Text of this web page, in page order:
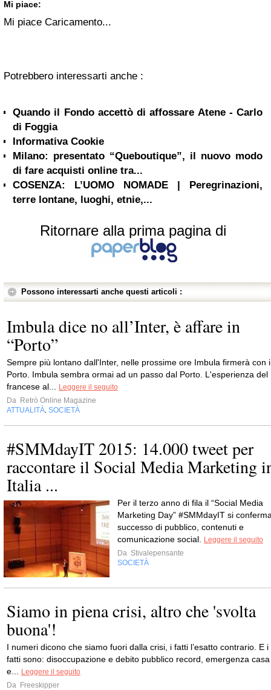
Mi piace:
Mi piace Caricamento...
Potrebbero interessarti anche :
Quando il Fondo accettò di affossare Atene - Carlo
di Foggia
Informativa Cookie
Milano: presentato “Queboutique”, il nuovo modo
di fare acquisti online tra...
COSENZA: L’UOMO NOMADE | Peregrinazioni,
terre lontane, luoghi, etnie,...
Ritornare alla prima pagina di
Possono interessarti anche questi articoli :
Imbula dice no all’Inter, è affare in
“Porto”
Sempre più lontano dall'Inter, nelle prossime ore Imbula firmerà con
Porto. Imbula sembra ormai ad un passo dal Porto. L'esperienza del
francese al...
Leggere il seguito
Da Retrò Online Magazine
ATTUALITÀ SOCIETÀ
#SMMdayIT 2015: 14.000 tweet per
raccontare il Social Media Marketing
Italia ...
Per il terzo anno di fila il “Social Media
Marketing Day” #SMMdayIT si
successo di pubblico, contenuti e
comunicazione social.
Leggere il seguito
Da Stivalepensante
SOCIETÀ
Siamo in piena crisi, altro che 'svolta
buona'!
I numeri dicono che siamo fuori dalla crisi, i fatti l’esatto contrario. E i
fatti sono: disoccupazione e debito pubblico record, emergenza casa
e...
Leggere il seguito
Da Freeskipper